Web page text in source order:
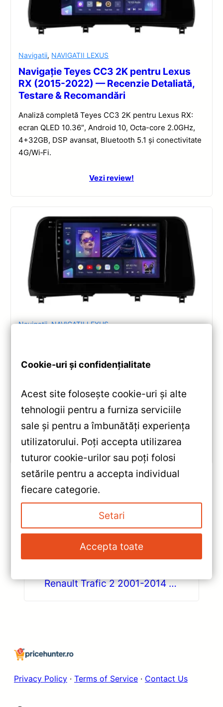
Navigatii, NAVIGATII LEXUS
Navigație Teyes CC3 2K pentru Lexus
RX (2015-2022) — Recenzie Detaliată,
Testare & Recomandări
Analiză completă Teyes CC3 2K pentru Lexus RX:
ecran QLED 10.36″, Android 10, Octa-core 2.0GHz,
4+32GB, DSP avansat, Bluetooth 5.1 și conectivitate
4G/Wi‑Fi.
Vezi review!
Navigatii,NAVIGATII LEXUS
Recenzie Detaliată, Testare &
Analiză completă Teyes CC3 pentru Lexus RX:
Android 10, Octa-core 1.8GHz, 6+128GB, ecran QLED
10.2″, DSP audio și conectivitate 4G/Wi‑Fi.
Vezi review!
Navigație Auto CC3 Mercedes-
Benz Crafter 2006-2017 9″
QLED 6+128GB Octa-core —
Teyes — Recenzie Detaliată,
Testare & Recomandări
»
Renault Trafic 2 2001-2014 —
Privacy Policy · Terms of Service · Contact Us
Cookie-uri și confidențialitate
Acest site folosește cookie-uri și alte
tehnologii pentru a furniza serviciile
sale și pentru a îmbunătăți experiența
utilizatorului. Poți accepta utilizarea
tuturor cookie-urilor sau poți folosi
setările pentru a accepta individual
fiecare categorie.
Setari
Accepta toate